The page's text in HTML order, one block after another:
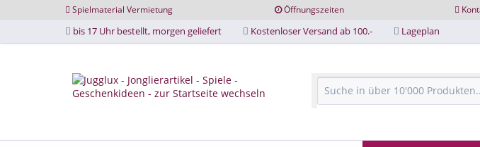
Spielmaterial Vermietung Öffnungszeiten
bis 17 Uhr bestellt, morgen geliefert Kostenloser Versand ab 100.- Lageplan